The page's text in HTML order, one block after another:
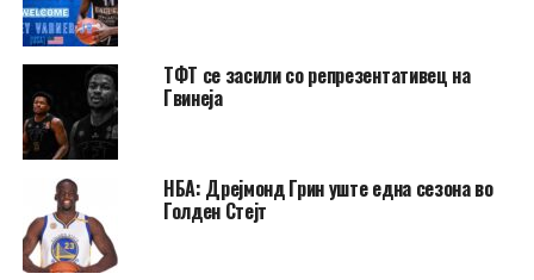
ТФТ се засили со репрезентативец на
Гвинеја
НБА: Дрејмонд Грин уште една сезона во
Голден Стејт